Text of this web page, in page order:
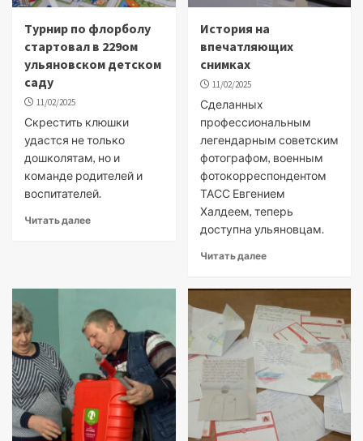
Турнир по флорболу
стартовал в 229ом
ульяновском детском
саду
11/02/2025
Скрестить клюшки
удастся не только
дошколятам, но и
команде родителей и
воспитателей.
Читать далее
История на
впечатляющих
снимках
11/02/2025
Сделанных
профессиональным
легендарным советским
фотографом, военным
фотокорреспондентом
ТАСС Евгением
Халдеем, теперь
доступна ульяновцам.
Читать далее